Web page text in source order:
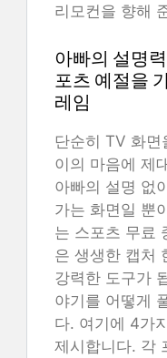
리모컨을 향해
아빠의 설명
포츠 예절을
레임
단순히 TV 화면
이의 마음에 제
아빠의 설명 없
가는 화면일 뿐
는 스포츠 무료
은 생생한 캡처
강력한 도구가
야기를 어떻게
다. 여기에 4가
제시합니다. 각